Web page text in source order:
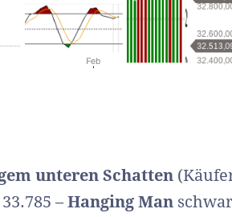
unteren Schatten
– Hanging Man